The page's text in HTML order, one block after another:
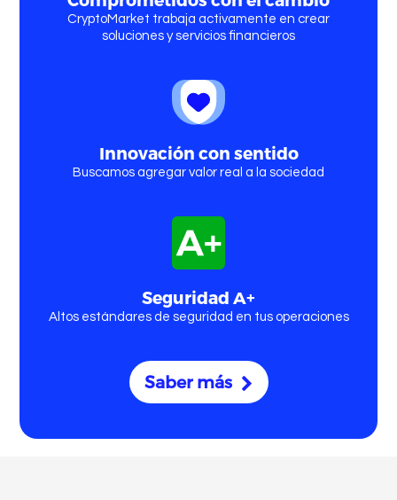
Criptomonedas
Comprar Bitcoin
CryptoMarket trabaja activamente en crear
soluciones y servicios financieros
Innovación con sentido
Buscamos agregar valor real a la sociedad
Seguridad A+
Altos estándares de seguridad en tus operaciones
Saber más